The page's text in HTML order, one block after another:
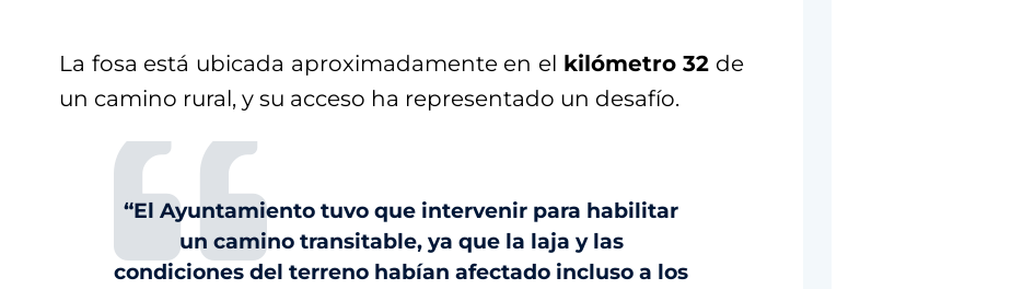
La fosa está ubicada aproximadamente en el kilómetro 32 de
un camino rural, y su acceso ha representado un desafío.
“El Ayuntamiento tuvo que intervenir para habilitar
un camino transitable, ya que la laja y las
condiciones del terreno habían afectado incluso a los